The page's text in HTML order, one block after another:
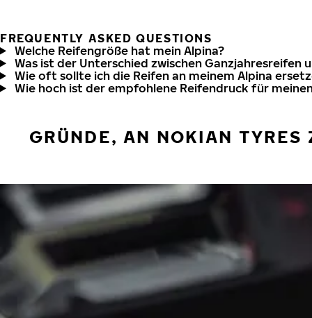
FREQUENTLY ASKED QUESTIONS
Welche Reifengröße hat mein Alpina?
Was ist der Unterschied zwischen Ganzjahresreifen
Wie oft sollte ich die Reifen an meinem Alpina
Wie hoch ist der empfohlene Reifendruck für
GRÜNDE, AN NOKIAN TYRES